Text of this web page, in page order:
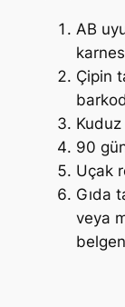
AB
Çipin
90
Uçak
Gıda
veya